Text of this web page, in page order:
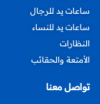
ساعات يد للرجال
ساعات يد للنساء
النظارات
الأمتعة والحقائب
تواصل معنا